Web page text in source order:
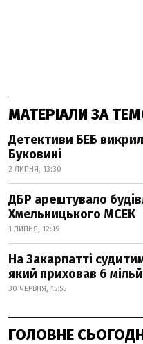
МАТЕРІАЛИ ЗА
Детективи БЕБ
Буковині
2 ЛИПНЯ, 13:30
ДБР арештувало
Хмельницького МСЕК
1 ЛИПНЯ, 12:19
На Закарпатті
який приховав 6
30 ЧЕРВНЯ, 15:55
ГОЛОВНЕ